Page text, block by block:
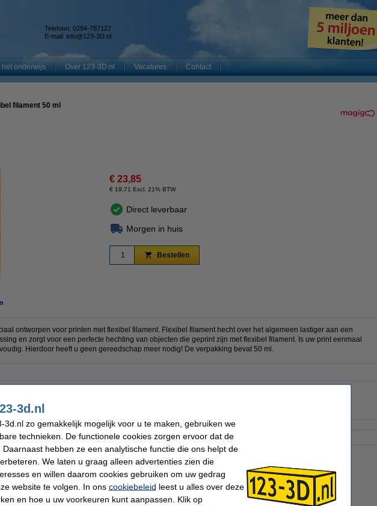
Telefoon: 0294-787127
E-mail: info@123-3D.nl
het onderwijs Over 123-3D.nl Vacatures Contact
filament 50 ml
€ 23,85
€ 19,71 Excl. 21% BTW
Direct leverbaar
Morgen in huis
Bestellen
ontworpen voor printen met flexibel filament. Flexibel filament hecht over het algemeen lastiger aan een
en zorgt voor een perfecte hechting van objecten die geprint zijn met flexibel filament. Is uw print eenmaal
Hierdoor heeft u geen gereedschap meer nodig! De verpakking bevat 50 ml.
artikel ook besteld hebben
3d.nl
3d.nl zo gemakkelijk mogelijk voor u te maken, gebruiken we
technieken. De functionele cookies zorgen ervoor dat de
hebben ze een analytische functie die ons helpt de
We laten u graag alleen advertenties zien die
en willen daarom cookies gebruiken om uw gedrag
website te volgen. In ons cookiebeleid leest u alles over deze
en hoe u uw voorkeuren kunt aanpassen. Klik op